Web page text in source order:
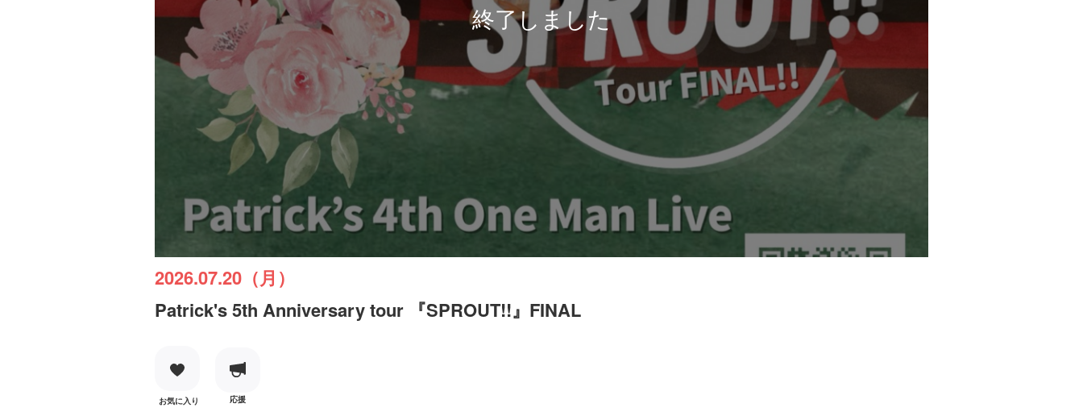
終了しました
2026.07.20（月）
Patrick's 5th Anniversary tour 『SPROUT!!』FINAL
お気に入り 応援